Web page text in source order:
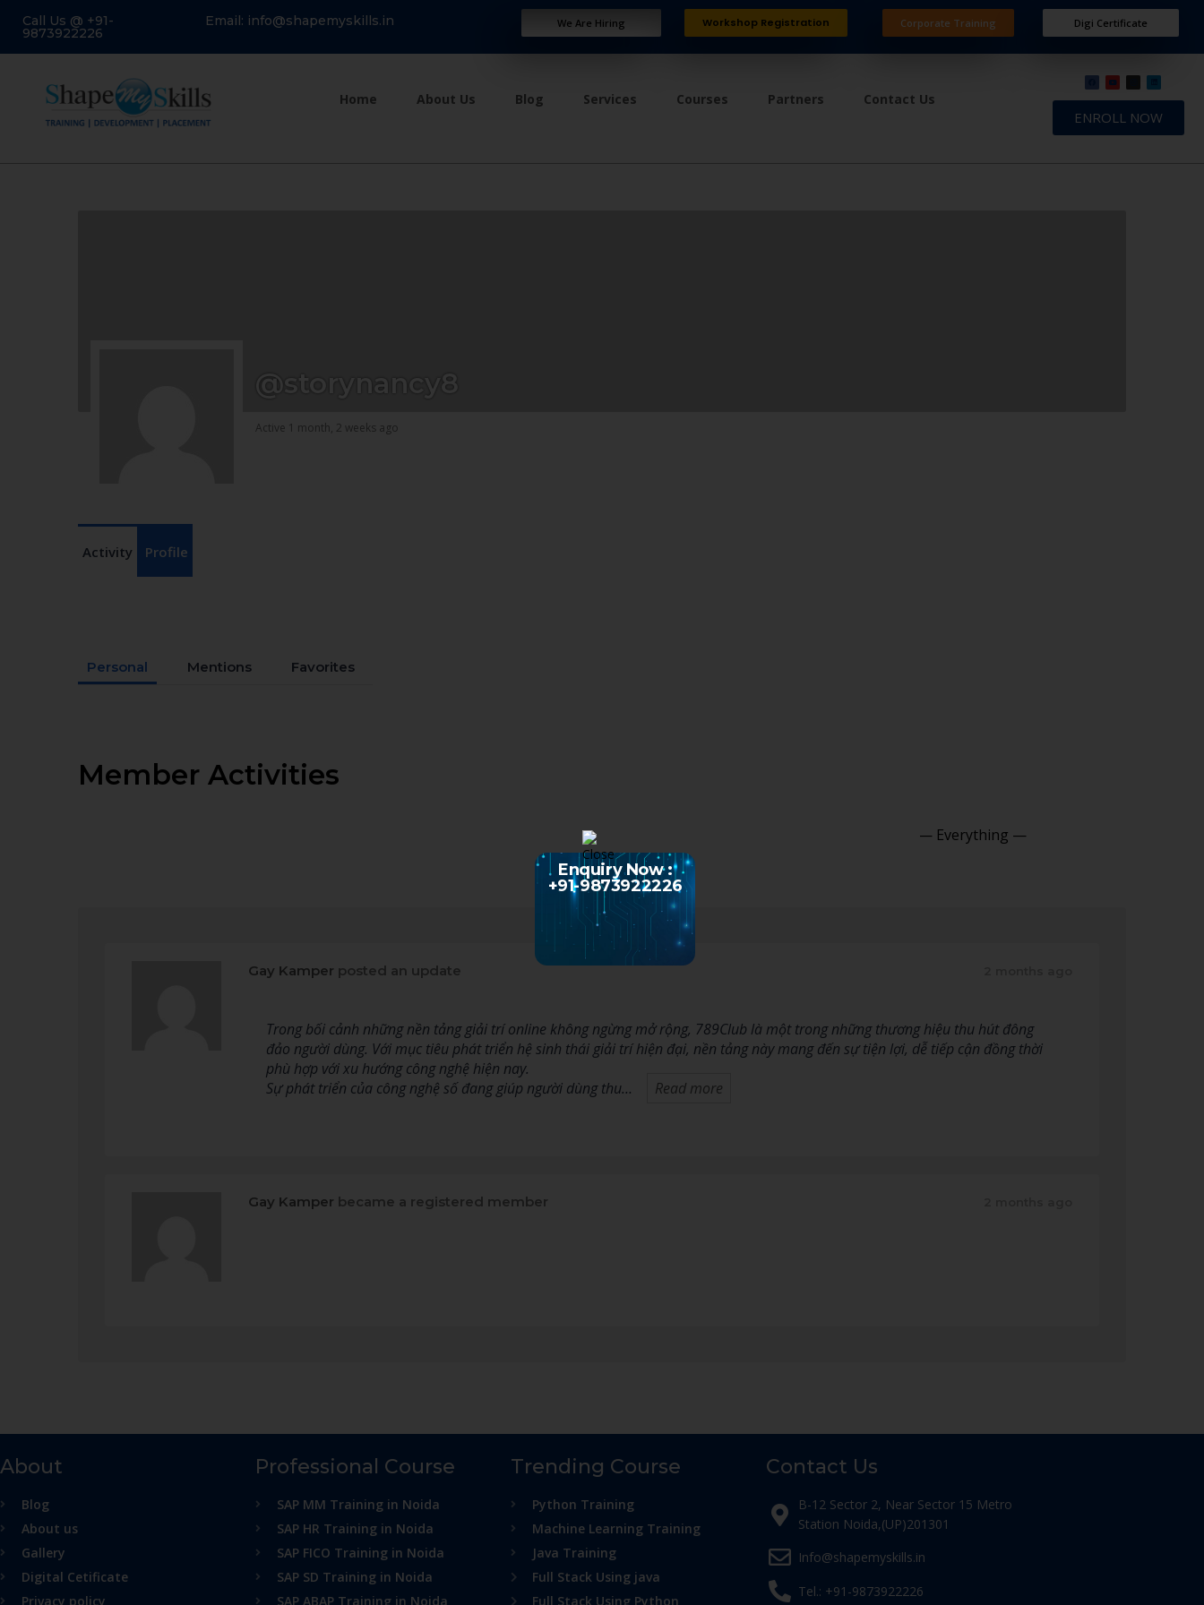
Call Us @ +91-
9873922226
Email: info@shapemyskills.in We Are Hiring Workshop Registration Corporate Training Digi Certificate
Home About Us Blog Services Courses Partners Contact Us
ENROLL NOW
@storynancy8
Active 1 month, 2 weeks ago
Activity Profile
Personal Mentions Favorites
Member Activities
Gay Kamper posted an update
Trong bối cảnh những nền tảng giải trí online không ngừng mở rộng, 789Club là một trong những thương hiệu thu hút đông
đảo người dùng. Với mục tiêu phát triển hệ sinh thái giải trí hiện đại, nền tảng này mang đến sự tiện lợi, dễ tiếp cận đồng thời
phù hợp với xu hướng công nghệ hiện nay.
Sự phát triển của công nghệ số đang giúp người dùng thu…
Read more
Gay Kamper became a registered member
About
Blog
About us
Gallery
Digital Cetificate
Privacy policy
Professional Course
SAP MM Training in Noida
SAP HR Training in Noida
SAP FICO Training in Noida
SAP SD Training in Noida
SAP ABAP Training in Noida
Trending Course
Python Training
Machine Learning Training
Java Training
Full Stack Using java
Full Stack Using Python
Contact Us
B-12 Sector 2, Near Sector 15 Metro
Station Noida,(UP)201301
Info@shapemyskills.in
Tel.: +91-9873922226
Enquiry Now :
+91-9873922226